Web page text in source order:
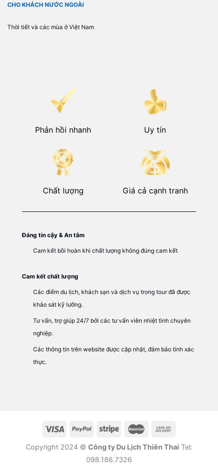
CHO KHÁCH NƯỚC NGOÀI
Thời tiết và các mùa ở Việt Nam
Phản hồi nhanh Uy tín
Chất lượng Giá cả cạnh tranh
Đáng tin cậy & An tâm
Cam kết bồi hoàn khi chất lượng không đúng cam kết
Cam kết chất lượng
Các điểm du lịch, khách sạn và dịch vụ trong tour đã được
khảo sát kỹ lưỡng.
Tư vấn, trợ giúp 24/7 bởi các tư vấn viên nhiệt tình chuyên
nghiệp.
Các thông tin trên website được cập nhật, đảm bảo tính xác
thực.
Copyright 2024 © Công ty Du Lịch Thiên Thai Tel:
098.186.7326